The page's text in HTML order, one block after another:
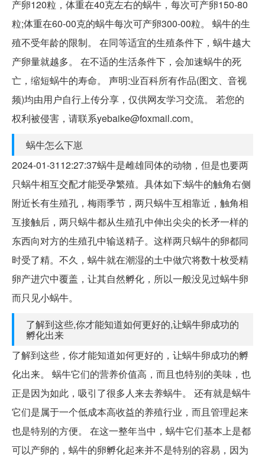
产卵120粒，体重在40克左右的蜗牛，每次可产卵150-80
粒;体重在60-00克的蜗牛每次可产卵300-00粒。 蜗牛的生
殖不受年龄的限制。 在同等适宜的生殖条件下，蜗牛越大
产卵量就越多。 在不适的生活条件下，会加速蜗牛的死
亡，缩短蜗牛的寿命。 声明:业百科所有作品(图文、音视
频)均由用户自行上传分享，仅供网友学习交流。 若您的
权利被侵害，请联系yebaike@foxmail.com。
蜗牛怎么下崽
2024-01-3112:27:37蜗牛是雌雄同体的动物，但是也要两
只蜗牛相互交配才能受孕繁殖。具体如下:蜗牛的触角右侧
附近长有生殖孔，梅雨季节，两只蜗牛互相靠近，触角相
互接触后，两只蜗牛都从生殖孔中伸出尖尖的长矛一样的
东西向对方的生殖孔中输送精子。这样两只蜗牛的卵都同
时受了精。不久，蜗牛就在潮湿的土中做穴将数十枚受精
卵产进穴中覆盖，让其自然孵化，所以一般没见过蜗牛卵
而只见小蜗牛。
了解到这些,你才能知道如何更好的,让蜗牛卵成功的
孵化出来
了解到这些，你才能知道如何更好的，让蜗牛卵成功的孵
化出来。 蜗牛它们的营养价值高，而且也特别的美味，也
正是因为如此，吸引了很多人来去养蜗牛。 还有就是蜗牛
它们是属于一个低成本高收益的养殖行业，而且管理起来
也是特别的方便。 在这一整年当中，蜗牛它们基本上是都
可以产卵的，蜗牛的卵孵化起来并不是特别的容易，因为